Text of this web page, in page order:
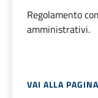
Regolamento
amministrativi.
VAI ALLA PAGINA